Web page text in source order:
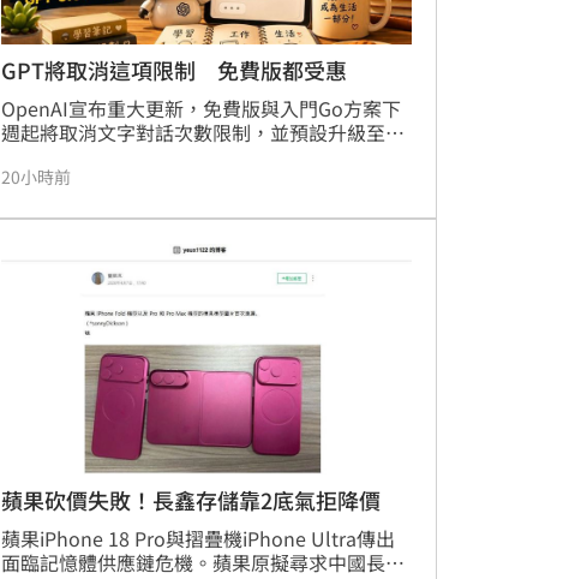
GPT將取消這項限制 免費版都受惠
OpenAI宣布重大更新，免費版與入門Go方案下
週起將取消文字對話次數限制，並預設升級至
活與工作。此次更新包含新增「思考按鈕」功
問題的能力。針對進階Plus與頂級Pro方案，則
推出更強大的GPT-5.6 Sol模型，並配備「思考
強度滑桿」，讓用戶能根據任務需求彈性調配運
誤率顯著降低超過六成，大幅減少AI產生幻覺的
機率，有效提升專業工作效率，協助用戶減輕查
證與除錯負擔，該系列功能將於本週起陸續開
20小時前
蘋果砍價失敗！長鑫存儲靠2底氣拒降價
蘋果iPhone 18 Pro與摺疊機iPhone Ultra傳出
面臨記憶體供應鏈危機。蘋果原擬尋求中國長鑫